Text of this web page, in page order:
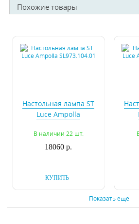
Похожие товары
Настольная лампа ST
Luce Ampolla
В наличии 22 шт.
18060 р.
КУПИТЬ
Показать еще